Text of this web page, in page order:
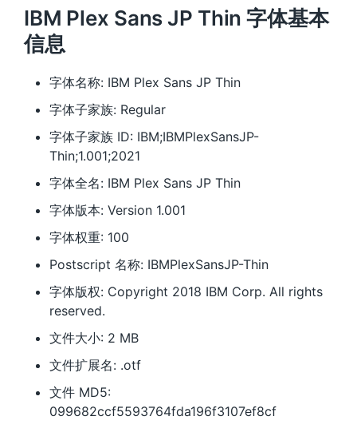
IBM Plex Sans JP Thin 字体基本
信息
字体名称: IBM Plex Sans JP Thin
字体子家族: Regular
字体子家族 ID: IBM;IBMPlexSansJP-
Thin;1.001;2021
字体全名: IBM Plex Sans JP Thin
字体版本: Version 1.001
字体权重: 100
Postscript 名称: IBMPlexSansJP-Thin
字体版权: Copyright 2018 IBM Corp. All rights
reserved.
文件大小: 2 MB
文件扩展名: .otf
文件 MD5:
099682ccf5593764fda196f3107ef8cf